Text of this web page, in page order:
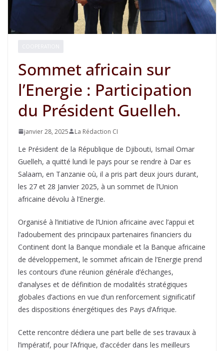
Sommet africain sur
l’Energie : Participation
du Président Guelleh.
janvier 28, 2025 La Rédaction CI
Le Président de la République de Djibouti, Ismail Omar
Guelleh, a quitté lundi le pays pour se rendre à Dar es
Salaam, en Tanzanie où, il a pris part deux jours durant,
les 27 et 28 Janvier 2025, à un sommet de l’Union
africaine dévolu à l’Energie.
Organisé à l’initiative de l’Union africaine avec l’appui et
l’adoubement des principaux partenaires financiers du
Continent dont la Banque mondiale et la Banque africaine
de développement, le sommet africain de l’Energie prend
les contours d’une réunion générale d’échanges,
d’analyses et de définition de modalités stratégiques
globales d’actions en vue d’un renforcement significatif
des dispositions énergétiques des Pays d’Afrique.
Cette rencontre dédiera une part belle de ses travaux à
l’impératif, pour l’Afrique, d’accéder dans les meilleurs